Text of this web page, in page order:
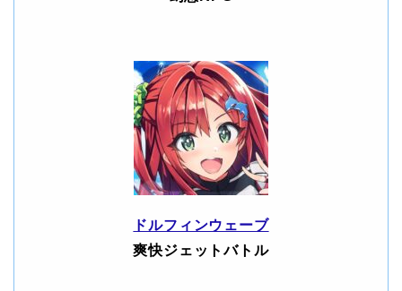
ドルフィンウェーブ
爽快ジェットバトル